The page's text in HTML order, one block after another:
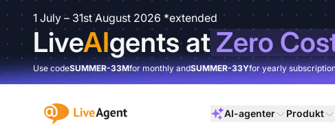
1 July – 31st August 2026 *extended
LiveAIgents atZero
Use codeSUMMER-33Mfor monthly andSUMMER-33Yfor yearly
:site.title AI-agenter Produkt